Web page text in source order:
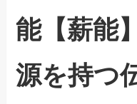
能【薪能
源を持つ